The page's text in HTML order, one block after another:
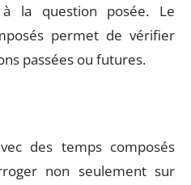
la question posée. Le
permet de vérifier
passées ou futures.
des temps composés
non seulement sur